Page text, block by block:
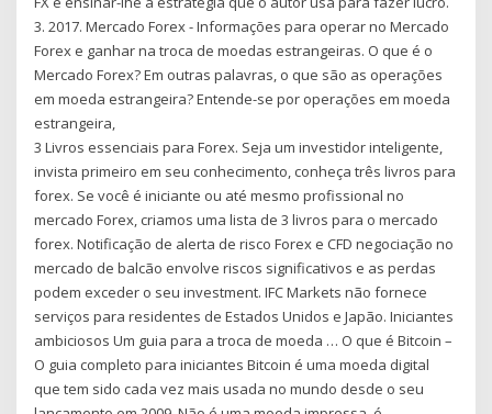
3. 2017. Mercado Forex - Informações para operar no Mercado
Forex e ganhar na troca de moedas estrangeiras. O que é o
Mercado Forex? Em outras palavras, o que são as operações
em moeda estrangeira? Entende-se por operações em moeda
estrangeira,
3 Livros essenciais para Forex. Seja um investidor inteligente,
invista primeiro em seu conhecimento, conheça três livros para
forex. Se você é iniciante ou até mesmo profissional no
mercado Forex, criamos uma lista de 3 livros para o mercado
forex. Notificação de alerta de risco Forex e CFD negociação no
mercado de balcão envolve riscos significativos e as perdas
podem exceder o seu investment. IFC Markets não fornece
serviços para residentes de Estados Unidos e Japão. Iniciantes
ambiciosos Um guia para a troca de moeda … O que é Bitcoin –
O guia completo para iniciantes Bitcoin é uma moeda digital
que tem sido cada vez mais usada no mundo desde o seu